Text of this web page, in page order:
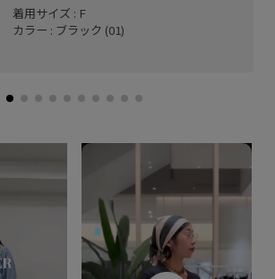
着用サイズ : F
カラー : ブラック (01)